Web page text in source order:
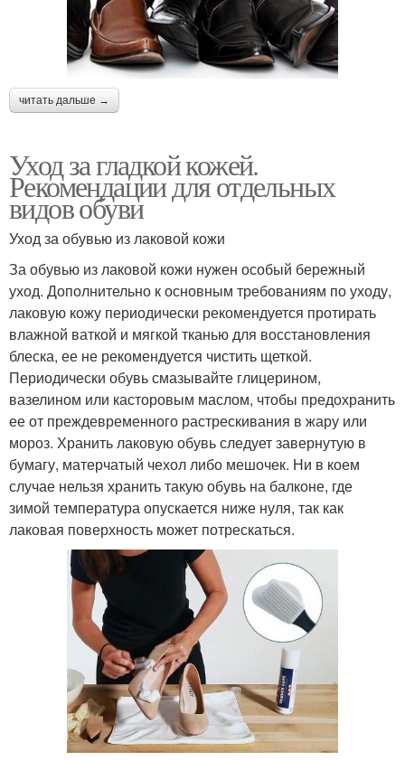
читать дальше →
Уход за гладкой кожей.
Рекомендации для отдельных
видов обуви
Уход за обувью из лаковой кожи
За обувью из лаковой кожи нужен особый бережный
уход. Дополнительно к основным требованиям по уходу,
лаковую кожу периодически рекомендуется протирать
влажной ваткой и мягкой тканью для восстановления
блеска, ее не рекомендуется чистить щеткой.
Периодически обувь смазывайте глицерином,
вазелином или касторовым маслом, чтобы предохранить
ее от преждевременного растрескивания в жару или
мороз. Хранить лаковую обувь следует завернутую в
бумагу, матерчатый чехол либо мешочек. Ни в коем
случае нельзя хранить такую обувь на балконе, где
зимой температура опускается ниже нуля, так как
лаковая поверхность может потрескаться.